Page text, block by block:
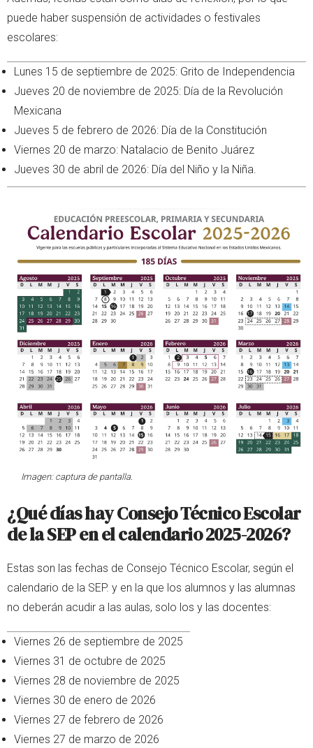
puede haber suspensión de actividades o festivales
escolares:
Lunes 15 de septiembre de 2025: Grito de Independencia
Jueves 20 de noviembre de 2025: Día de la Revolución
Mexicana
Jueves 5 de febrero de 2026: Día de la Constitución
Viernes 20 de marzo: Natalacio de Benito Juárez
Jueves 30 de abril de 2026: Día del Niño y la Niña.
Imagen: captura de pantalla.
¿Qué días hay Consejo Técnico Escolar
de la SEP en el calendario 2025-2026?
Estas son las fechas de Consejo Técnico Escolar, según el
calendario de la SEP. y en la que los alumnos y las alumnas
no deberán acudir a las aulas, solo los y las docentes:
Viernes 26 de septiembre de 2025
Viernes 31 de octubre de 2025
Viernes 28 de noviembre de 2025
Viernes 30 de enero de 2026
Viernes 27 de febrero de 2026
Viernes 27 de marzo de 2026